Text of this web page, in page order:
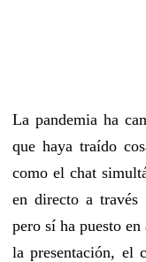
La pandemia ha
que haya traído
como el chat
en directo a través
pero sí ha puesto
la presentación, el